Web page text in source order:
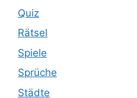
Quiz
Rätsel
Spiele
Sprüche
Städte